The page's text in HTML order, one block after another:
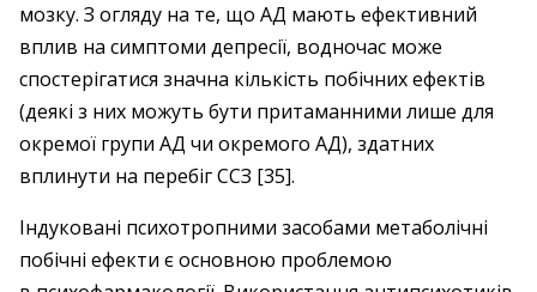
мозку. З огляду на те, що АД мають ефективний
вплив на симптоми депресії, водночас може
спостерігатися значна кількість побічних ефектів
(деякі з них можуть бути притаманними лише для
окремої групи АД чи окремого АД), здатних
вплинути на перебіг ССЗ [35].
Індуковані психотропними засобами метаболічні
побічні ефекти є основною проблемою